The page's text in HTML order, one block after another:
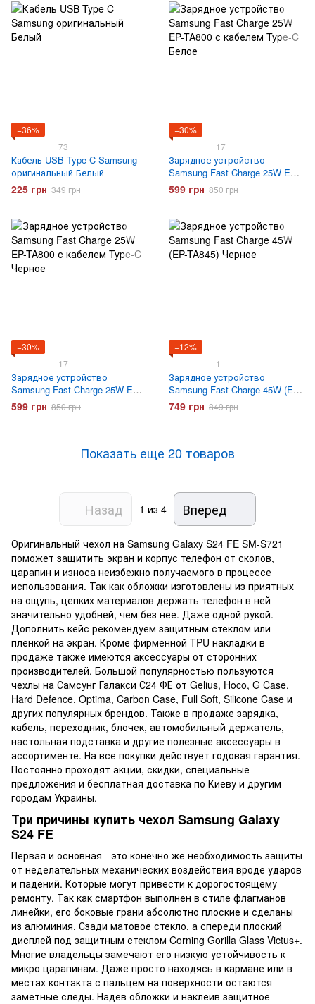
−36%
73
Кабель USB Type C Samsung
оригинальный Белый
225 грн 349 грн
−30%
17
Зарядное устройство
Samsung Fast Charge 25W EP-
TA800 с кабелем Type-C Белое
599 грн 850 грн
−30%
17
Зарядное устройство
Samsung Fast Charge 25W EP-
TA800 с кабелем Type-C
Черное
599 грн 850 грн
−12%
1
Зарядное устройство
Samsung Fast Charge 45W (EP-
TA845) Черное
749 грн 849 грн
Показать еще 20 товаров
Назад 1 из 4 Вперед
Оригинальный чехол на Samsung Galaxy S24 FE SM-S721
поможет защитить экран и корпус телефон от сколов,
царапин и износа неизбежно получаемого в процессе
использования. Так как обложки изготовлены из приятных
на ощупь, цепких материалов держать телефон в ней
значительно удобней, чем без нее. Даже одной рукой.
Дополнить кейс рекомендуем защитным стеклом или
пленкой на экран. Кроме фирменной TPU накладки в
продаже также имеются аксессуары от сторонних
производителей. Большой популярностью пользуются
чехлы на Самсунг Галакси С24 ФЕ от Gelius, Hoco, G Case,
Hard Defence, Optima, Carbon Case, Full Soft, Silicone Case и
других популярных брендов. Также в продаже зарядка,
кабель, переходник, блочек, автомобильный держатель,
настольная подставка и другие полезные аксессуары в
ассортименте. На все покупки действует годовая гарантия.
Постоянно проходят акции, скидки, специальные
предложения и бесплатная доставка по Киеву и другим
городам Украины.
Три причины купить чехол Samsung Galaxy
S24 FE
Первая и основная - это конечно же необходимость защиты
от неделательных механических воздействия вроде ударов
и падений. Которые могут привести к дорогостоящему
ремонту. Так как смартфон выполнен в стиле флагманов
линейки, его боковые грани абсолютно плоские и сделаны
из алюминия. Сзади матовое стекло, а спереди плоский
дисплей под защитным стеклом Corning Gorilla Glass Victus+.
Многие владельцы замечают его низкую устойчивость к
микро царапинам. Даже просто находясь в кармане или в
местах контакта с пальцем на поверхности остаются
заметные следы. Надев обложки и наклеив защитное